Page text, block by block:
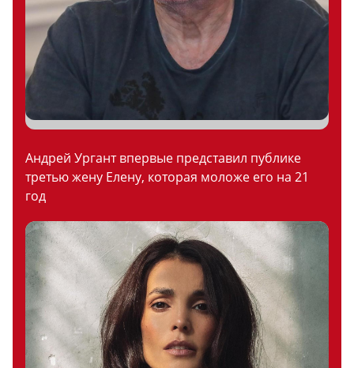
Андрей Ургант впервые представил публике
третью жену Елену, которая моложе его на 21
год